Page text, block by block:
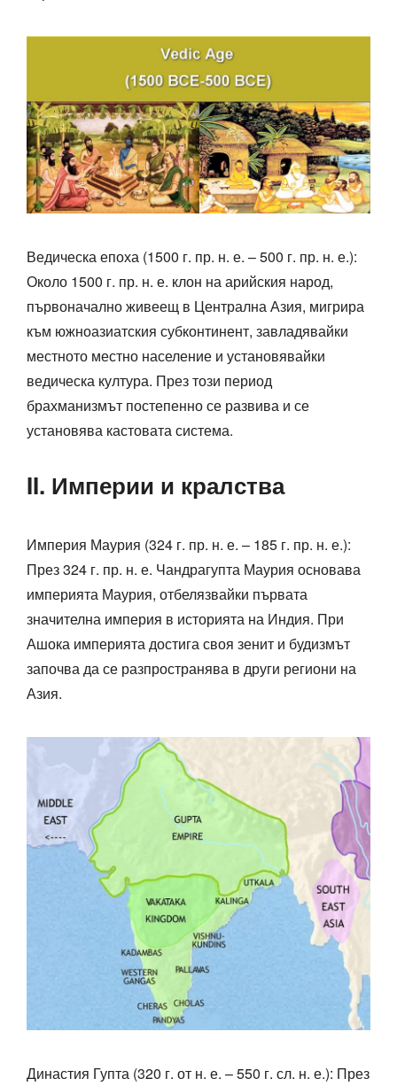
Ведическа епоха (1500 г. пр. н. е. – 500 г. пр. н. е.):
Около 1500 г. пр. н. е. клон на арийския народ,
първоначално живеещ в Централна Азия, мигрира
към южноазиатския субконтинент, завладявайки
местното местно население и установявайки
ведическа култура. През този период
брахманизмът постепенно се развива и се
установява кастовата система.
II. Империи и кралства
Империя Маурия (324 г. пр. н. е. – 185 г. пр. н. е.):
През 324 г. пр. н. е. Чандрагупта Маурия основава
империята Маурия, отбелязвайки първата
значителна империя в историята на Индия. При
Ашока империята достига своя зенит и будизмът
започва да се разпространява в други региони на
Азия.
Династия Гупта (320 г. от н. е. – 550 г. сл. н. е.): През